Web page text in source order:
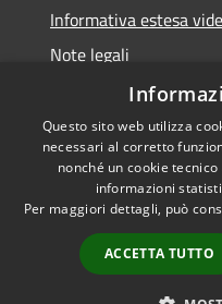
Informativa estesa
Note legali
Dichiarazione di
RSS
Accessibilità
Questo sito web utilizza
necessari al corretto
nonché un cookie
informazioni
Per maggiori dettagli, può
ACCETTA TUTTO